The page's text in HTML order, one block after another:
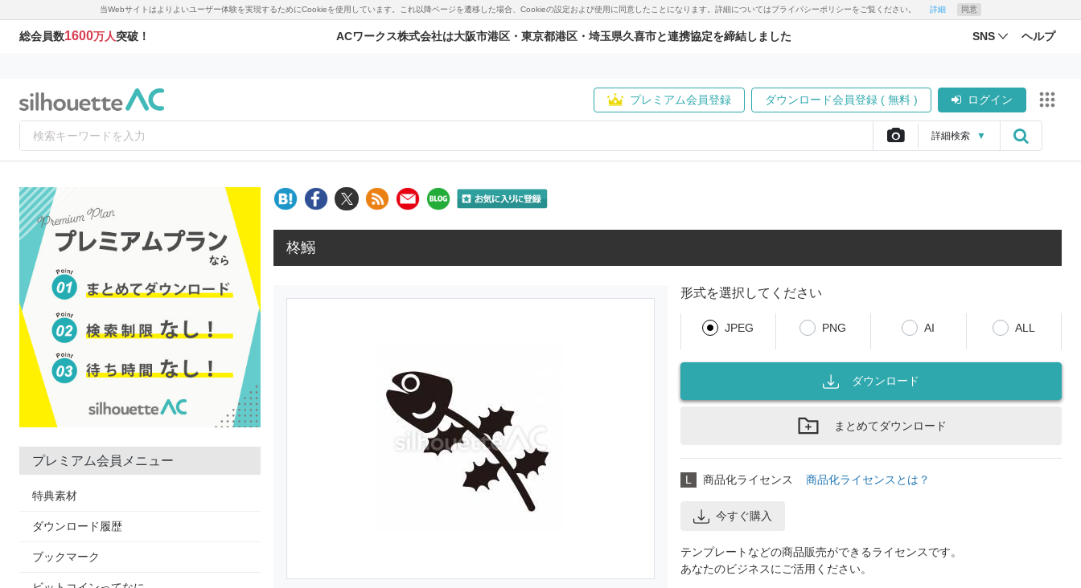
当Webサイトはよりよいユーザー体験を実現するためにCookieを使用しています。これ以降ページを遷移した場合、Cookieの設定および使用に同意したことになります。詳細についてはプライバシーポリシーをご覧ください。 詳細 同意
総会員数1600万人突破！ ACワークス株式会社は大阪市港区・東京都港区・埼玉県久喜市と連携協定を締結しました SNS ヘルプ
プレミアム会員登録 ダウンロード会員登録 ( 無料 ) ログイン
詳細検索 ▼
プレミアム会員メニュー
特典素材
ダウンロード履歴
ブックマーク
柊鰯
形式を選択してください
JPEG PNG AI ALL
ダウンロード
まとめてダウンロード
L 商品化ライセンス 商品化ライセンスとは？
今すぐ購入
テンプレートなどの商品販売ができるライセンスです。
あなたのビジネスにご活用ください。